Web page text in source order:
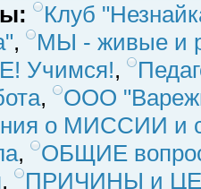
Клуб
,
МЫ - живые и
Учимся!,
,
ООО
о МИССИИ и
,
ОБЩИЕ
,
ПРИЧИНЫ и